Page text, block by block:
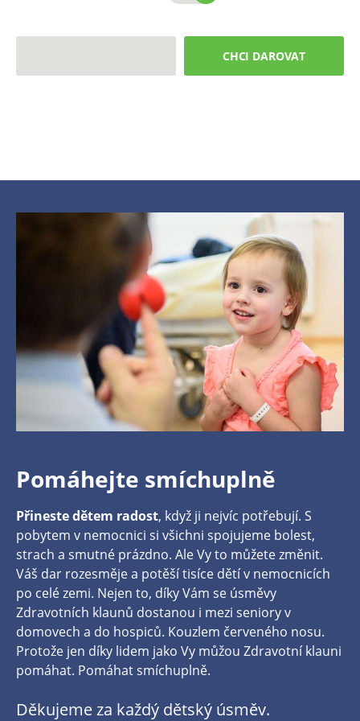
CHCI DAROVAT
Pomáhejte smíchuplně
Přineste dětem radost, když ji nejvíc potřebují. S
pobytem v nemocnici si všichni spojujeme bolest,
strach a smutné prázdno. Ale Vy to můžete změnit.
Váš dar rozesměje a potěší tisíce dětí v nemocnicích
po celé zemi. Nejen to, díky Vám se úsměvy
Zdravotních klaunů dostanou i mezi seniory v
domovech a do hospiců. Kouzlem červeného nosu.
Protože jen díky lidem jako Vy můžou Zdravotní klauni
pomáhat. Pomáhat smíchuplně.
Děkujeme za každý dětský úsměv.